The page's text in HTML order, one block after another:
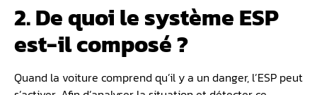
2. De quoi le système ESP
est-il composé ?
Quand la voiture comprend qu’il y a un danger, l’ESP peut